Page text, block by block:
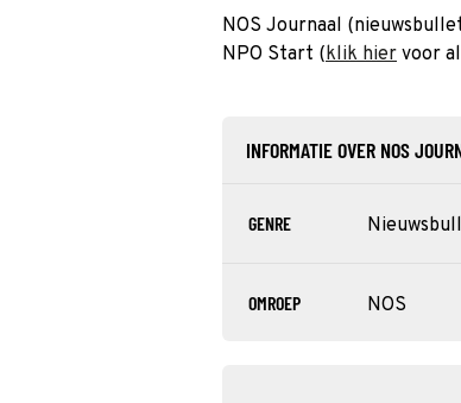
NOS Journaal
NPO Start (klik hier voor
INFORMATIE OVER NOS
GENRE
OMROEP NOS